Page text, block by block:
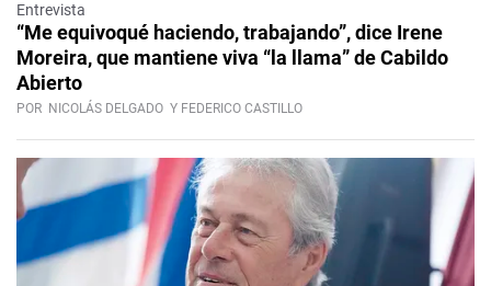
Entrevista
“Me equivoqué haciendo, trabajando”, dice Irene
Moreira, que mantiene viva “la llama” de Cabildo
Abierto
POR NICOLÁS DELGADO Y FEDERICO CASTILLO